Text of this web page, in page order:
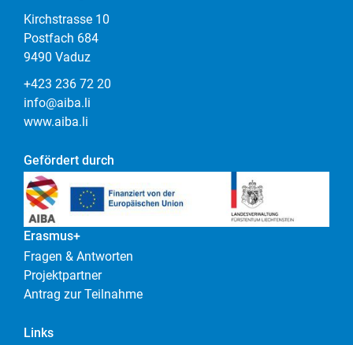
Kirchstrasse 10
Postfach 684
9490 Vaduz
+423 236 72 20
info@aiba.li
www.aiba.li
Gefördert durch
Erasmus+
Fragen & Antworten
Projektpartner
Antrag zur Teilnahme
Links